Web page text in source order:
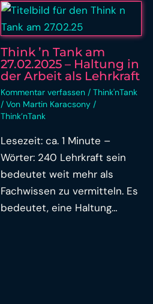
Think ’n Tank am
27.02.2025 – Haltung in
der Arbeit als Lehrkraft
Kommentar verfassen / Think'nTank
/ Von Martin Karacsony /
Think’nTank
Lesezeit: ca. 1 Minute –
Wörter: 240 Lehrkraft sein
bedeutet weit mehr als
Fachwissen zu vermitteln. Es
bedeutet, eine Haltung…